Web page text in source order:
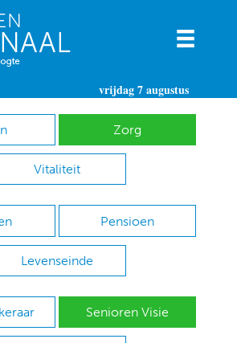
vrijdag 7 augustus
Zorg
Vitaliteit
Pensioen
Levenseinde
Senioren Visie